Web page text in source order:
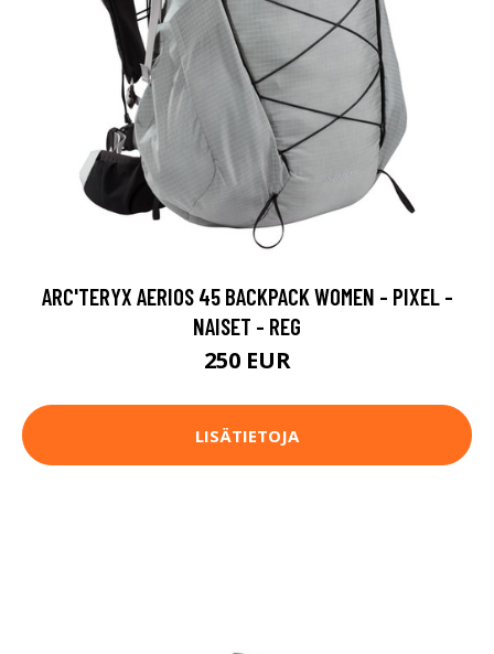
ARC'TERYX AERIOS 45 BACKPACK WOMEN - PIXEL -
NAISET - REG
250 EUR
LISÄTIETOJA